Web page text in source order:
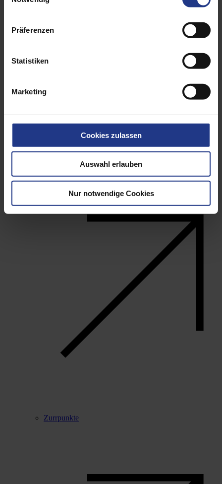
Präferenzen
Statistiken
Marketing
Cookies zulassen
Auswahl erlauben
Nur notwendige Cookies
Zurrpunkte